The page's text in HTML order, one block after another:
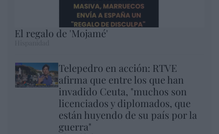
El regalo de 'Mojamé'
Telepedro en acción: RTVE
afirma que entre los que han
invadido Ceuta, "muchos son
licenciados y diplomados, que
están huyendo de su país por la
guerra"